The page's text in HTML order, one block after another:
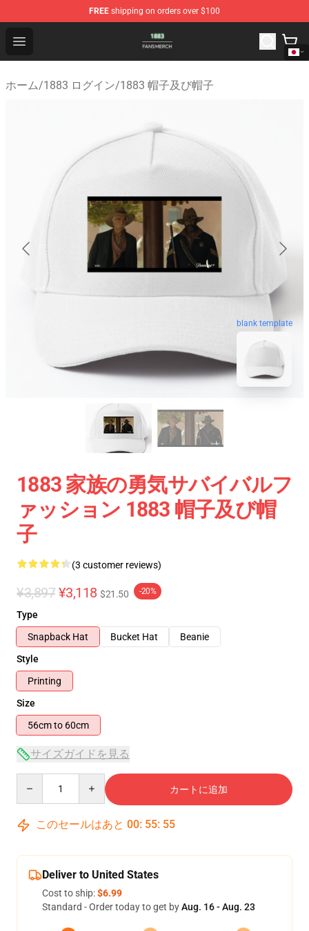
FREE shipping on orders over $100
Open menu
1883 Shop - Official 1883 Merchandise Store
ホーム/1883 ログイン/1883 帽子及び帽子
blank template
1883 家族の勇気サバイバルフ
ァッション 1883 帽子及び帽
子
(3 customer reviews)
¥3,897 ¥3,118 $21.50 -20%
Type
Snapback Hat
Bucket Hat
Beanie
Style
Printing
Size
56cm to 60cm
サイズガイドを見る
カートに追加
このセールはあと 00: 55: 55
Deliver to United States
Cost to ship:$6.99
Standard - Order today to get byAug. 16 - Aug. 23